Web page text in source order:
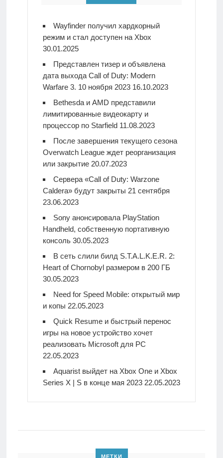
Wayfinder получил хардкорный
режим и стал доступен на Xbox
30.01.2025
Представлен тизер и объявлена
дата выхода Call of Duty: Modern
Warfare 3. 10 ноября 2023 16.10.2023
Bethesda и AMD представили
лимитированные видеокарту и
процессор по Starfield 11.08.2023
После завершения текущего сезона
Overwatch League ждет реорганизация
или закрытие 20.07.2023
Сервера «Call of Duty: Warzone
Caldera» будут закрыты 21 сентября
23.06.2023
Sony анонсировала PlayStation
Handheld, собственную портативную
консоль 30.05.2023
В сеть слили билд S.T.A.L.K.E.R. 2:
Heart of Chornobyl размером в 200 ГБ
30.05.2023
Need for Speed Mobile: открытый мир
и копы 22.05.2023
Quick Resume и быстрый перенос
игры на новое устройство хочет
реализовать Microsoft для PC
22.05.2023
Aquarist выйдет на Xbox One и Xbox
Series X | S в конце мая 2023 22.05.2023
МЕТКИ